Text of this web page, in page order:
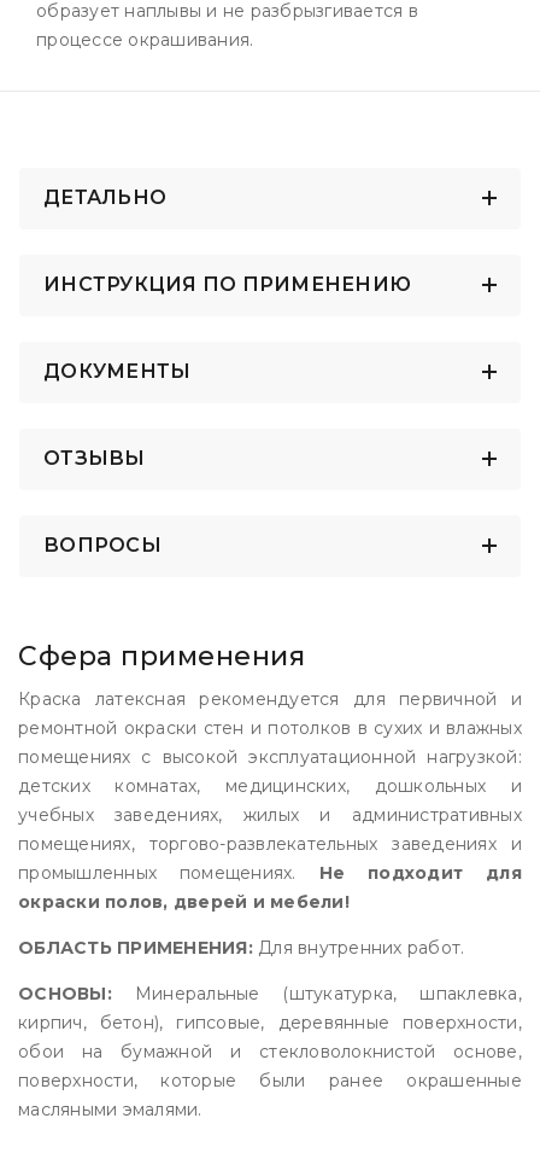
образует наплывы и не разбрызгивается в
процессе окрашивания.
ДЕТАЛЬНО
ИНСТРУКЦИЯ ПО ПРИМЕНЕНИЮ
ДОКУМЕНТЫ
ОТЗЫВЫ
ВОПРОСЫ
Сфера применения
Краска латексная рекомендуется для первичной и
ремонтной окраски стен и потолков в сухих и влажных
помещениях с высокой эксплуатационной нагрузкой:
детских комнатах, медицинских, дошкольных и
учебных заведениях, жилых и административных
помещениях, торгово-развлекательных заведениях и
промышленных помещениях. Не подходит для
окраски полов, дверей и мебели!
ОБЛАСТЬ ПРИМЕНЕНИЯ:Для внутренних работ.
ОСНОВЫ:Минеральные (штукатурка, шпаклевка,
кирпич, бетон), гипсовые, деревянные поверхности,
обои на бумажной и стекловолокнистой основе,
поверхности, которые были ранее окрашенные
масляными эмалями.